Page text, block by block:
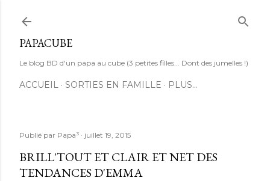
PAPACUBE
Le blog BD d'un papa au cube (3 petites filles... Dont des jumelles !)
ACCUEIL SORTIES EN FAMILLE PLUS…
Publié par Papa³ juillet 19, 2015
BRILL'TOUT ET CLAIR ET NET DES
TENDANCES D'EMMA